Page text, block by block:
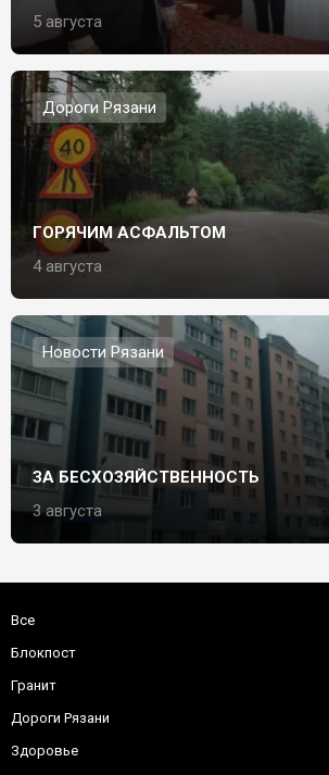
5 августа
Дороги Рязани
ГОРЯЧИМ АСФАЛЬТОМ
4 августа
Новости Рязани
ЗА БЕСХОЗЯЙСТВЕННОСТЬ
3 августа
Все
Блокпост
Гранит
Дороги Рязани
Здоровье